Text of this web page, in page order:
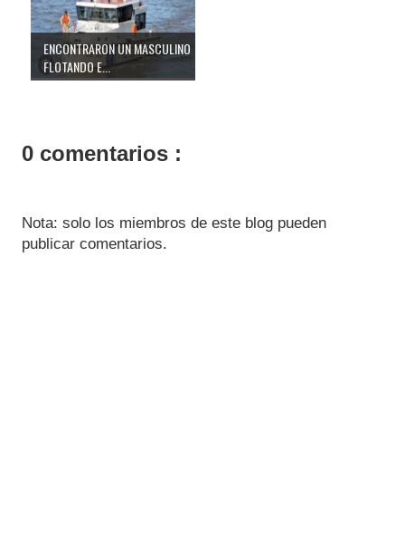
ENCONTRARON UN MASCULINO
FLOTANDO E...
0 comentarios :
Nota: solo los miembros de este blog pueden
publicar comentarios.